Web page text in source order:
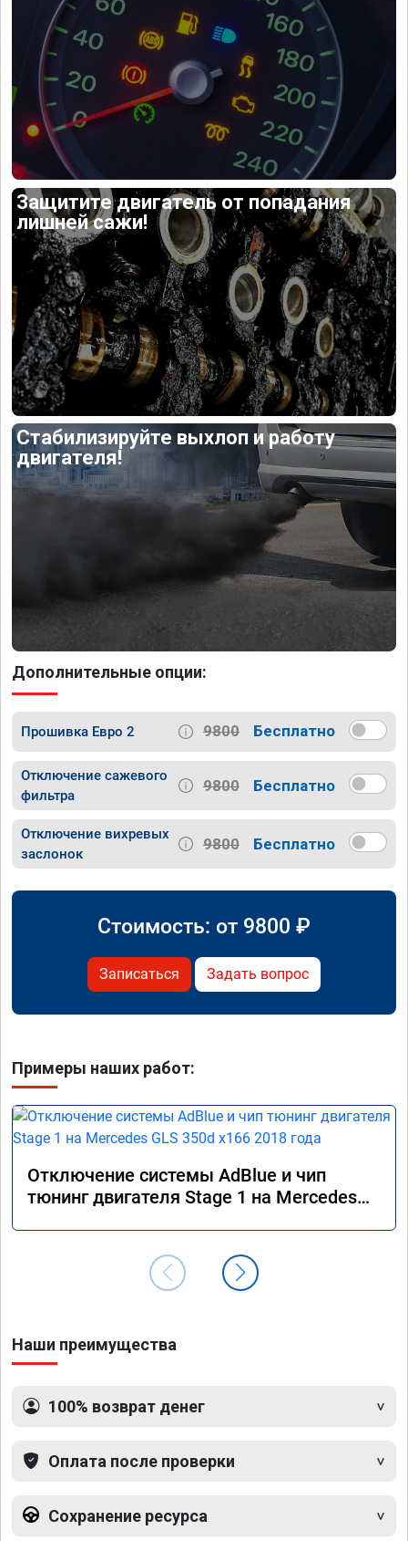
Защитите двигатель от попадания
лишней сажи!
Стабилизируйте выхлоп и работу
двигателя!
Дополнительные опции:
Прошивка Евро 2 9800 Бесплатно
Отключение сажевого
фильтра
9800 Бесплатно
Отключение вихревых
заслонок
9800 Бесплатно
Стоимость: от 9800 ₽
Записаться Задать вопрос
Примеры наших работ:
Отключение системы AdBlue и чип
тюнинг двигателя Stage 1 на Mercedes
Наши преимущества
100% возврат денег
Оплата после проверки
Сохранение ресурса